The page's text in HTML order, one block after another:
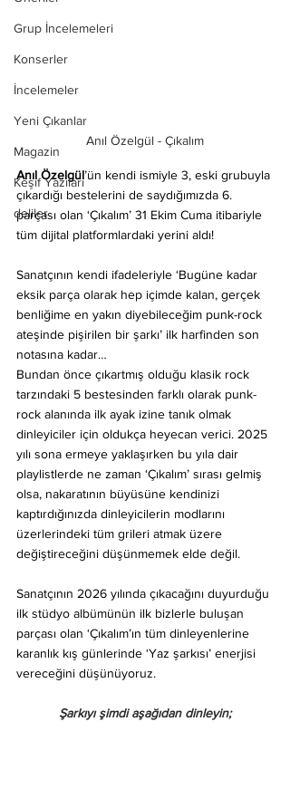
Grup İncelemeleri
Konserler
İncelemeler
Yeni Çıkanlar
Magazin
Keşif Yazıları
deliler
Anıl Özelgül - Çıkalım
Anıl Özelgül’ün kendi ismiyle 3, eski grubuyla
çıkardığı bestelerini de saydığımızda 6.
parçası olan ‘Çıkalım’ 31 Ekim Cuma itibariyle
tüm dijital platformlardaki yerini aldı!
Sanatçının kendi ifadeleriyle ‘Bugüne kadar
eksik parça olarak hep içimde kalan, gerçek
benliğime en yakın diyebileceğim punk-rock
ateşinde pişirilen bir şarkı’ ilk harfinden son
notasına kadar…
Bundan önce çıkartmış olduğu klasik rock
tarzındaki 5 bestesinden farklı olarak punk-
rock alanında ilk ayak izine tanık olmak
dinleyiciler için oldukça heyecan verici. 2025
yılı sona ermeye yaklaşırken bu yıla dair
playlistlerde ne zaman ‘Çıkalım’ sırası gelmiş
olsa, nakaratının büyüsüne kendinizi
kaptırdığınızda dinleyicilerin modlarını
üzerlerindeki tüm grileri atmak üzere
değiştireceğini düşünmemek elde değil.
Sanatçının 2026 yılında çıkacağını duyurduğu
ilk stüdyo albümünün ilk bizlerle buluşan
parçası olan ‘Çıkalım’ın tüm dinleyenlerine
karanlık kış günlerinde ‘Yaz şarkısı’ enerjisi
vereceğini düşünüyoruz.
Şarkıyı şimdi aşağıdan dinleyin;